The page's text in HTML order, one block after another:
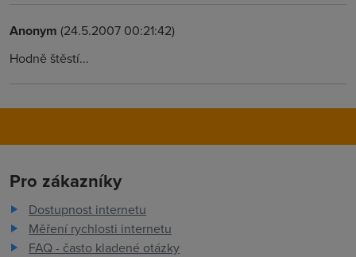
Anonym (24.5.2007 00:21:42)
Hodně štěstí...
Pro zákazníky
Dostupnost internetu
Měření rychlosti internetu
FAQ - často kladené otázky